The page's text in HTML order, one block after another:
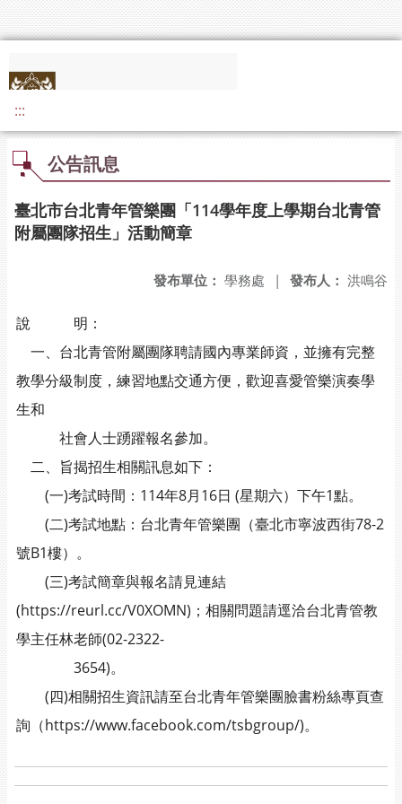
:::
公告訊息
臺北市台北青年管樂團「114學年度上學期台北青管
附屬團隊招生」活動簡章
發布人： 洪鳴谷
發布單位： 學務處 |
說 明：
一、台北青管附屬團隊聘請國內專業師資，並擁有完整
教學分級制度，練習地點交通方便，歡迎喜愛管樂演奏學
生和
社會人士踴躍報名參加。
二、旨揭招生相關訊息如下：
(一)考試時間：114年8月16日 (星期六）下午1點。
(二)考試地點：台北青年管樂團（臺北市寧波西街78-2
號B1樓）。
(三)考試簡章與報名請見連結
(https://reurl.cc/V0XOMN)；相關問題請逕洽台北青管教
學主任林老師(02-2322-
3654)。
(四)相關招生資訊請至台北青年管樂團臉書粉絲專頁查
詢（https://www.facebook.com/tsbgroup/)。